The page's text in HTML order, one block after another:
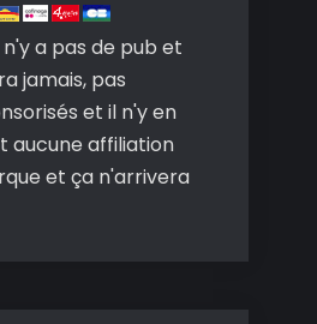
n'y a pas de pub et
jamais, pas
et il n'y en
aucune affiliation
et ça n'arrivera